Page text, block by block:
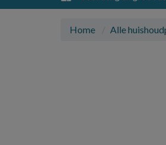
Home Alle